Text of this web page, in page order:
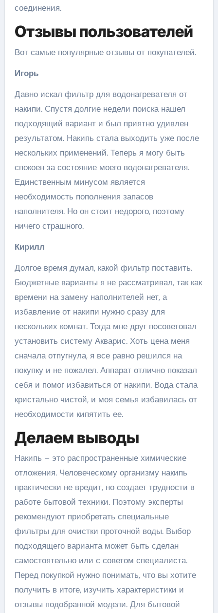
соединения.
Отзывы пользователей
Вот самые популярные отзывы от покупателей.
Игорь
Давно искал фильтр для водонагревателя от
накипи. Спустя долгие недели поиска нашел
подходящий вариант и был приятно удивлен
результатом. Накипь стала выходить уже после
нескольких применений. Теперь я могу быть
спокоен за состояние моего водонагревателя.
Единственным минусом является
необходимость пополнения запасов
наполнителя. Но он стоит недорого, поэтому
ничего страшного.
Кирилл
Долгое время думал, какой фильтр поставить.
Бюджетные варианты я не рассматривал, так как
времени на замену наполнителей нет, а
избавление от накипи нужно сразу для
нескольких комнат. Тогда мне друг посоветовал
установить систему Акварис. Хоть цена меня
сначала отпугнула, я все равно решился на
покупку и не пожалел. Аппарат отлично показал
себя и помог избавиться от накипи. Вода стала
кристально чистой, и моя семья избавилась от
необходимости кипятить ее.
Делаем выводы
Накипь – это распространенные химические
отложения. Человеческому организму накипь
практически не вредит, но создает трудности в
работе бытовой техники. Поэтому эксперты
рекомендуют приобретать специальные
фильтры для очистки проточной воды. Выбор
подходящего варианта может быть сделан
самостоятельно или с советом специалиста.
Перед покупкой нужно понимать, что вы хотите
получить в итоге, изучить характеристики и
отзывы подобранной модели. Для бытовой